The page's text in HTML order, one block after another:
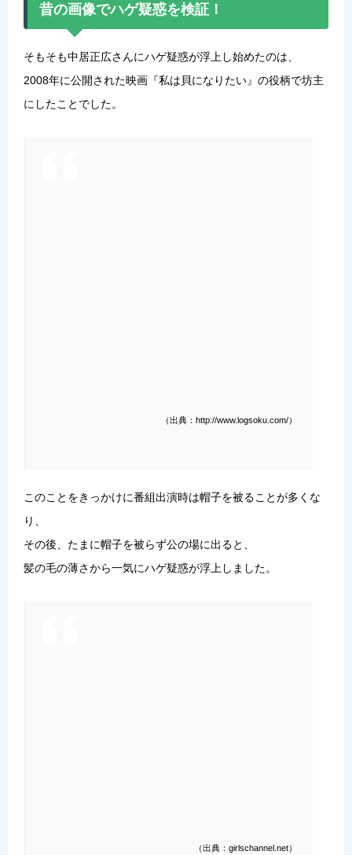
昔の画像でハゲ疑惑を検証！
そもそも中居正広さんにハゲ疑惑が浮上し始めたのは、
2008年に公開された映画『私は貝になりたい』の役柄で坊主
にしたことでした。
（出典：http://www.logsoku.com/）
このことをきっかけに番組出演時は帽子を被ることが多くな
り、
その後、たまに帽子を被らず公の場に出ると、
髪の毛の薄さから一気にハゲ疑惑が浮上しました。
（出典：girlschannel.net）